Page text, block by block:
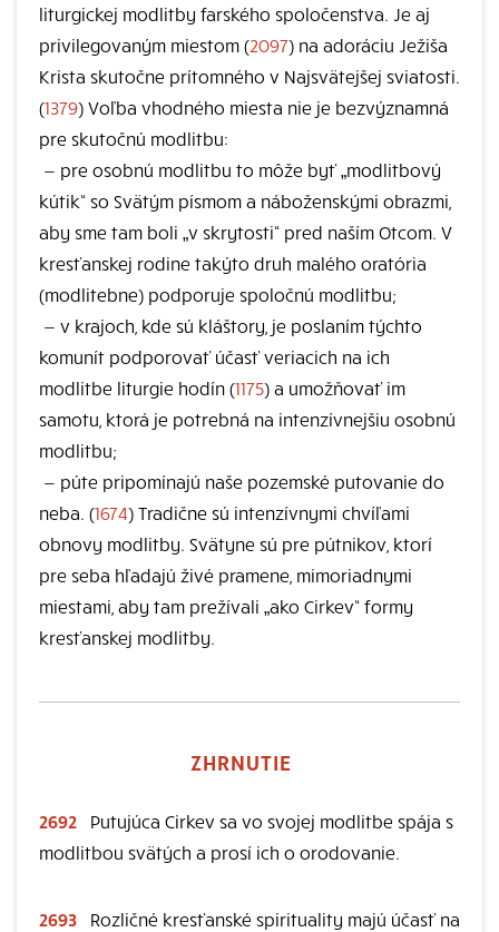
liturgickej modlitby farského spoločenstva. Je aj
privilegovaným miestom (2097) na adoráciu Ježiša
Krista skutočne prítomného v Najsvätejšej sviatosti.
(1379) Voľba vhodného miesta nie je bezvýznamná
pre skutočnú modlitbu:
— pre osobnú modlitbu to môže byť „modlitbový
kútik“ so Svätým písmom a náboženskými obrazmi,
aby sme tam boli „v skrytosti“ pred naším Otcom. V
kresťanskej rodine takýto druh malého oratória
(modlitebne) podporuje spoločnú modlitbu;
— v krajoch, kde sú kláštory, je poslaním týchto
komunít podporovať účasť veriacich na ich
modlitbe liturgie hodín (1175) a umožňovať im
samotu, ktorá je potrebná na intenzívnejšiu osobnú
modlitbu;
— púte pripomínajú naše pozemské putovanie do
neba. (1674) Tradične sú intenzívnymi chvíľami
obnovy modlitby. Svätyne sú pre pútnikov, ktorí
pre seba hľadajú živé pramene, mimoriadnymi
miestami, aby tam prežívali „ako Cirkev“ formy
kresťanskej modlitby.
ZHRNUTIE
2692
Putujúca Cirkev sa vo svojej modlitbe spája s
modlitbou svätých a prosí ich o orodovanie.
2693
Rozličné kresťanské spirituality majú účasť na